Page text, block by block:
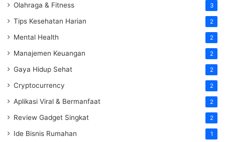
Olahraga & Fitness 3
Tips Kesehatan Harian 2
Mental Health 2
Manajemen Keuangan 2
Gaya Hidup Sehat 2
Cryptocurrency 2
Aplikasi Viral & Bermanfaat 2
Review Gadget Singkat 2
Ide Bisnis Rumahan 1